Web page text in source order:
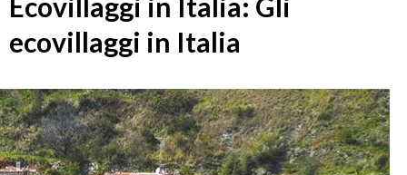
ecovillaggi in Italia